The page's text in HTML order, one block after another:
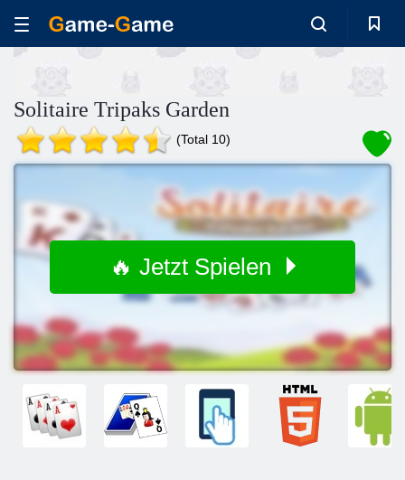
Solitaire Tripaks Garden
(Total 10)
🔥 Jetzt Spielen